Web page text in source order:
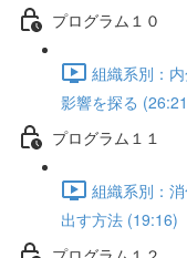
プログラム１０
組織系別：
影響を探る
プログラム１１
組織系別：
出す方法 (19:16)